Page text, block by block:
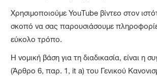
Χρησιμοποιούμε YouTube βίντεο στον
σκοπό να σας παρουσιάσουμε
εύκολο τρόπο.
Η νομική βάση για τη διαδικασία, είναι η
(Άρθρο 6, παρ. 1, it a) του Γενικού